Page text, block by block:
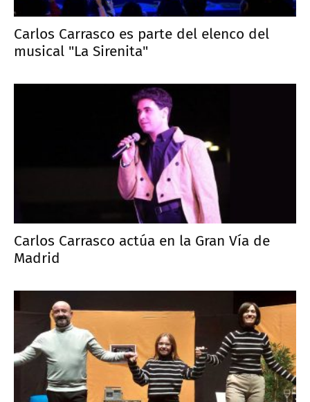
Carlos Carrasco es parte del elenco del
musical "La Sirenita"
Carlos Carrasco actúa en la Gran Vía de
Madrid